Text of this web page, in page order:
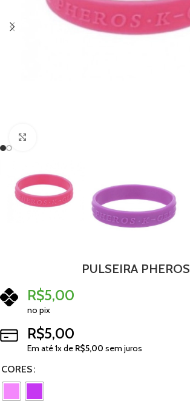
PULSEIRA PHEROS
R$5,00
no pix
R$5,00
Em até1x de R$5,00 sem juros
CORES